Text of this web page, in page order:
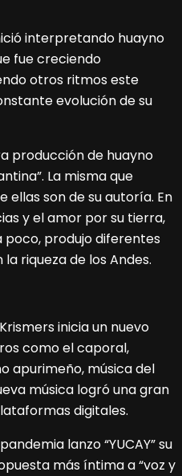
interpretando huayno
fue creciendo
otros ritmos este
evolución de su
producción de huayno
La misma que
ellas son de su autoría. En
y el amor por su tierra,
produjo diferentes
riqueza de los Andes.
inicia un nuevo
como el caporal,
apurimeño, música del
música logró una gran
digitales.
lanzo “YUCAY” su
más íntima a “voz y